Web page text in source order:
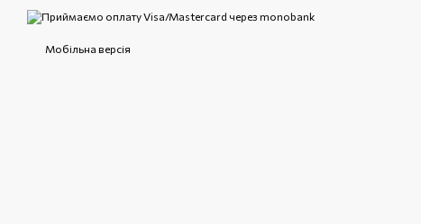
Мобільна версія